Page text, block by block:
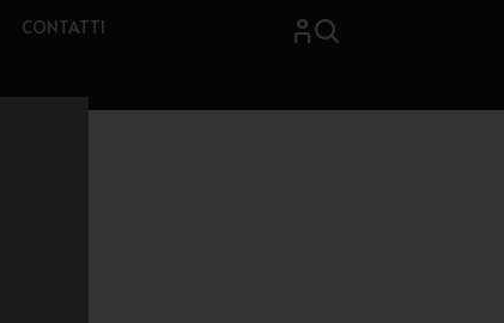
CONTATTI